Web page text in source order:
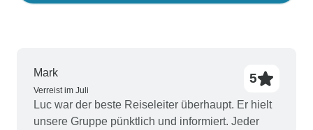
Mark
Verreist im Juli
5
Luc war der beste Reiseleiter überhaupt. Er hielt
unsere Gruppe pünktlich und informiert. Jeder